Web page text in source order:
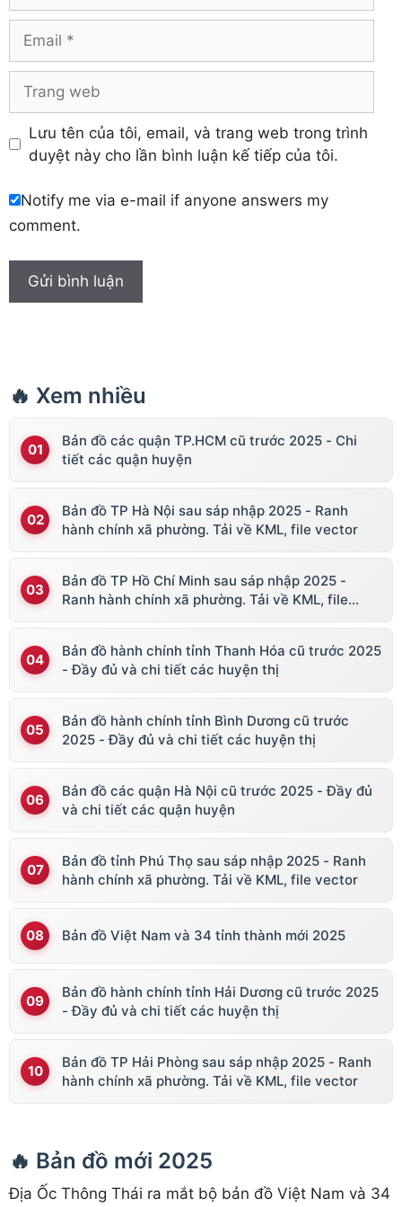
Khánh Hòa
web
Lưu tên của tôi, email, và trang web trong trình
duyệt này cho lần bình luận kế tiếp của tôi.
Notify me via e-mail if anyone answers my
comment.
🔥 Xem nhiều
Bản đồ các quận TP.HCM cũ trước 2025 - Chi
tiết các quận huyện
Bản đồ TP Hà Nội sau sáp nhập 2025 - Ranh
hành chính xã phường. Tải về KML, file vector
Bản đồ TP Hồ Chí Minh sau sáp nhập 2025 -
Ranh hành chính xã phường. Tải về KML, file
Bản đồ hành chính tỉnh Thanh Hóa cũ trước 2025
- Đầy đủ và chi tiết các huyện thị
Bản đồ hành chính tỉnh Bình Dương cũ trước
2025 - Đầy đủ và chi tiết các huyện thị
Bản đồ các quận Hà Nội cũ trước 2025 - Đầy đủ
và chi tiết các quận huyện
Bản đồ tỉnh Phú Thọ sau sáp nhập 2025 - Ranh
hành chính xã phường. Tải về KML, file vector
Bản đồ Việt Nam và 34 tỉnh thành mới 2025
Bản đồ hành chính tỉnh Hải Dương cũ trước 2025
- Đầy đủ và chi tiết các huyện thị
Bản đồ TP Hải Phòng sau sáp nhập 2025 - Ranh
hành chính xã phường. Tải về KML, file vector
🔥 Bản đồ mới 2025
Địa Ốc Thông Thái ra mắt bộ bản đồ Việt Nam và 34